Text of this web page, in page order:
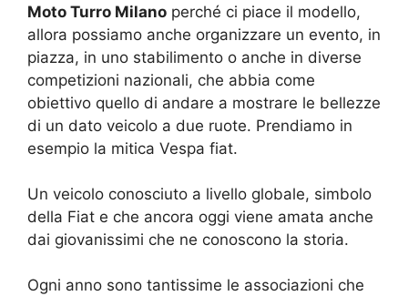
Moto Turro Milano perché ci piace il modello,
allora possiamo anche organizzare un evento, in
piazza, in uno stabilimento o anche in diverse
competizioni nazionali, che abbia come
obiettivo quello di andare a mostrare le bellezze
di un dato veicolo a due ruote. Prendiamo in
esempio la mitica Vespa fiat.
Un veicolo conosciuto a livello globale, simbolo
della Fiat e che ancora oggi viene amata anche
dai giovanissimi che ne conoscono la storia.
Ogni anno sono tantissime le associazioni che